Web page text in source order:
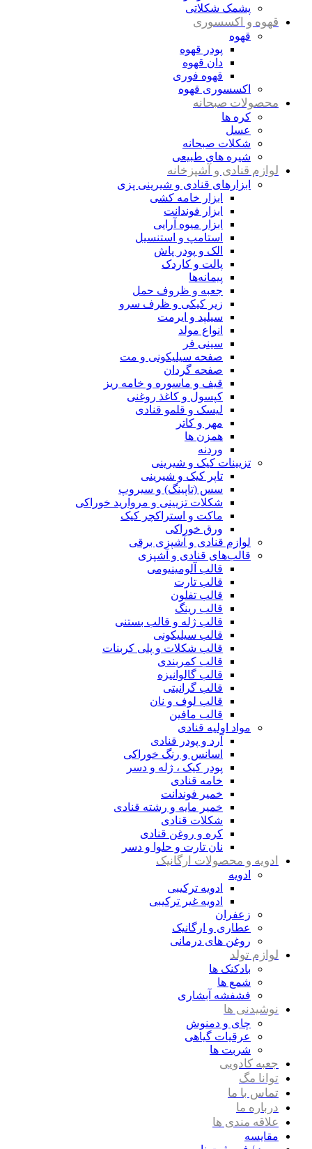
پشمک شکلاتی
قهوه و اکسسوری
قهوه
پودر قهوه
دان قهوه
قهوه فوری
اکسسوری قهوه
محصولات صبحانه
کره ها
عسل
شکلات صبحانه
شیره های طبیعی
لوازم قنادی و آشپزخانه
ابزارهای قنادی و شیرینی پزی
ابزار خامه کشی
ابزار فوندانت
ابزار میوه آرایی
استامپ و استنسیل
الک و پودر پاش
پالت و کاردک
پیمانه‌ها
جعبه و ظروف حمل
زیر کیکی و ظرف سرو
سیلپد و ایرمت
انواع مولد
سینی فر
صفحه سیلیکونی و مت
صفحه گردان
قیف و ماسوره و خامه ریز
کپسول و کاغذ روغنی
لیسک و قلمو قنادی
مهر و کاتر
همزن ها
وردنه
تزیینات کیک و شیرینی
تاپر کیک و شیرینی
سس (تاپینگ) و سیروپ
شکلات تزیینی و مروارید خوراکی
ماکت و استراکچر کیک
ورق خوراکی
لوازم قنادی و آشپزی برقی
قالب‌های قنادی و آشپزی
قالب آلومینیومی
قالب تارت
قالب تفلون
قالب رینگ
قالب ژله و قالب بستنی
قالب سیلیکونی
قالب شکلات و پلی کربنات
قالب کمربندی
قالب گالوانیزه
قالب گرانیتی
قالب لوف و نان
قالب مافین
مواد اولیه قنادی
آرد و پودر قنادی
اسانس و رنگ خوراکی
پودر کیک ، ژله و دسر
خامه قنادی
خمیر فوندانت
خمیر مایه و رشته قنادی
شکلات قنادی
کره و روغن قنادی
نان تارت و حلوا و دسر
ادویه و محصولات ارگانیک
ادویه
ادویه ترکیبی
ادویه غیر ترکیبی
زعفران
عطاری و ارگانیک
روغن های درمانی
لوازم تولد
بادکنک ها
شمع ها
فشفشه آبشاری
نوشیدنی ها
چای و دمنوش
عرقیات گیاهی
شربت ها
جعبه کادویی
توانا مگ
تماس با ما
درباره ما
علاقه مندی ها
مقایسه